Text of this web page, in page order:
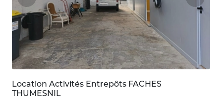
Location Activités Entrepôts FACHES
THUMESNIL